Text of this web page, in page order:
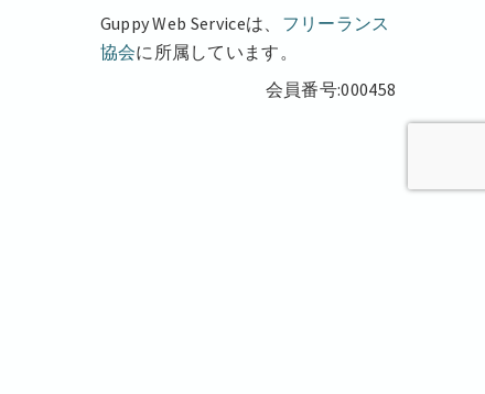
Guppy Web Serviceは、 フリーランス
協会に所属しています。
会員番号:000458